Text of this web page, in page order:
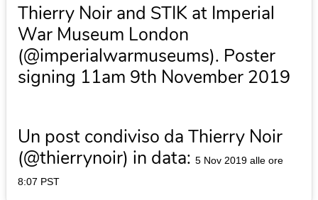
Thierry Noir and STIK at Imperial
War Museum London
(@imperialwarmuseums). Poster
signing 11am 9th November 2019
Un post condiviso da Thierry Noir
(@thierrynoir) in data: 5 Nov 2019 alle ore
8:07 PST